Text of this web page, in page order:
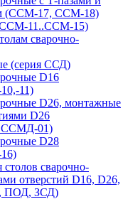
(ССМ-17, ССМ-18)
11..ССМ-15)
сварочно-
(серия ССД)
D16
11)
D26, монтажные
D26
ССМД-01)
D28
сварочно-
отверстий D16, D26,
ПОД, ЗСД)